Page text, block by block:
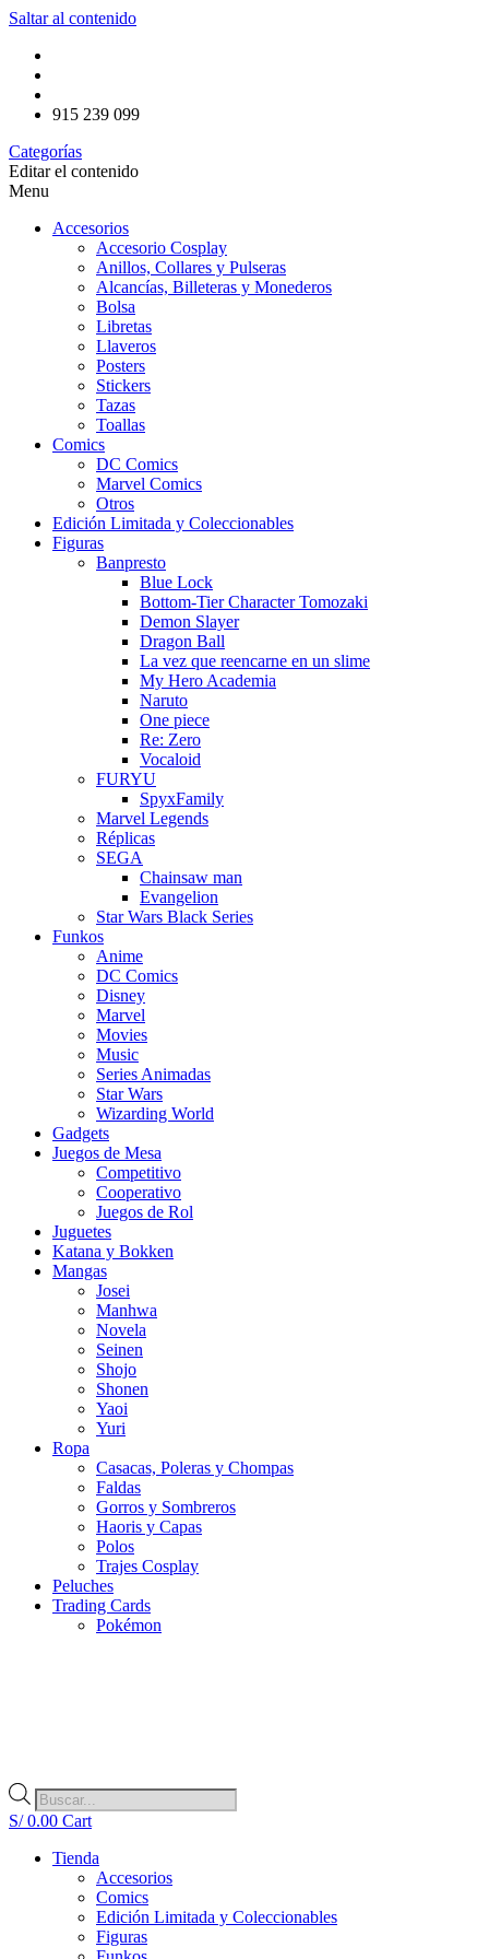
Saltar al contenido
915 239 099
Categorías
Editar el contenido
Menu
Accesorios
Accesorio Cosplay
Anillos, Collares y Pulseras
Alcancías, Billeteras y Monederos
Bolsa
Libretas
Llaveros
Posters
Stickers
Tazas
Toallas
Comics
DC Comics
Marvel Comics
Otros
Edición Limitada y Coleccionables
Figuras
Banpresto
Blue Lock
Bottom-Tier Character Tomozaki
Demon Slayer
Dragon Ball
La vez que reencarne en un slime
My Hero Academia
Naruto
One piece
Re: Zero
Vocaloid
FURYU
SpyxFamily
Marvel Legends
Réplicas
SEGA
Chainsaw man
Evangelion
Star Wars Black Series
Funkos
Anime
DC Comics
Disney
Marvel
Movies
Music
Series Animadas
Star Wars
Wizarding World
Gadgets
Juegos de Mesa
Competitivo
Cooperativo
Juegos de Rol
Juguetes
Katana y Bokken
Mangas
Josei
Manhwa
Novela
Seinen
Shojo
Shonen
Yaoi
Yuri
Ropa
Casacas, Poleras y Chompas
Faldas
Gorros y Sombreros
Haoris y Capas
Polos
Trajes Cosplay
Peluches
Trading Cards
Pokémon
Búsqueda
de
productos
S/0.00 Cart
Tienda
Accesorios
Comics
Edición Limitada y Coleccionables
Figuras